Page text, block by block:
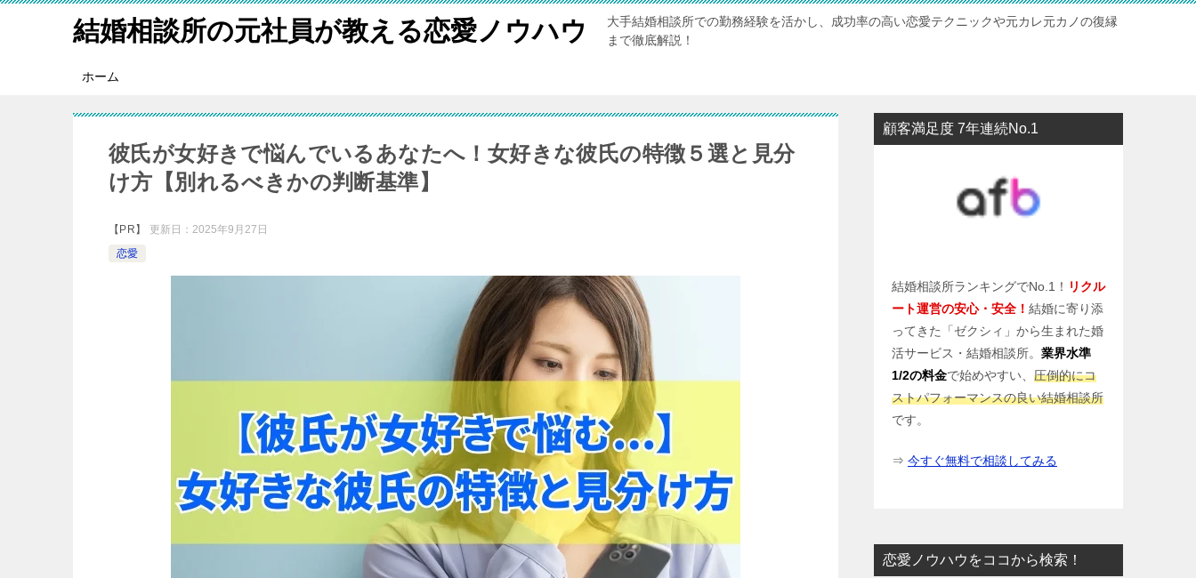
結婚相談所の元社員が教える恋愛ノウハウ
大手結婚相談所での勤務経験を活かし、成功率の高い恋愛テクニックや元カレ元カノの復縁
まで徹底解説！
ホーム
彼氏が女好きで悩んでいるあなたへ！女好きな彼氏の特徴５選と見分
け方【別れるべきかの判断基準】
【PR】 更新日：2025年9月27日
恋愛
顧客満足度 7年連続No.1
結婚相談所ランキングでNo.1！ リクル
ート運営の安心・安全！ 結婚に寄り添
ってきた「ゼクシィ」から生まれた婚
活サービス・結婚相談所。 業界水準
1/2の料金で始めやすい、 圧倒的にコ
ストパフォーマンスの良い結婚相談所
です。
⇒ 今すぐ無料で相談してみる
恋愛ノウハウをココから検索！